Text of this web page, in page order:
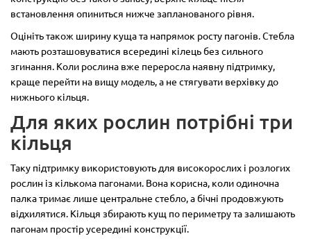
встановлення опиниться нижче запланованого рівня.
Оцініть також ширину куща та напрямок росту пагонів. Стебла
мають розташовуватися всередині кілець без сильного
згинання. Коли рослина вже переросла наявну підтримку,
краще перейти на вищу модель, а не стягувати верхівку до
нижнього кільця.
Для яких рослин потрібні три
кільця
Таку підтримку використовують для високорослих і розлогих
рослин із кількома пагонами. Вона корисна, коли одиночна
палка тримає лише центральне стебло, а бічні продовжують
відхилятися. Кільця збирають кущ по периметру та залишають
пагонам простір усередині конструкції.